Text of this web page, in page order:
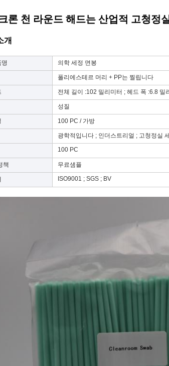
론 천 라운드 해드는 산업적 고청정
개
명 의학 세정 면봉
폴리에스테르 머리 + PP는 찔립니다
전체 길이 :102 밀리미터 ; 헤드 폭 :6.8 밀
성질
100 PC / 가방
광학적입니다 ; 인더스트리얼 ; 고청정실
100 PC
책 무료샘플
ISO9001 ; SGS ; BV